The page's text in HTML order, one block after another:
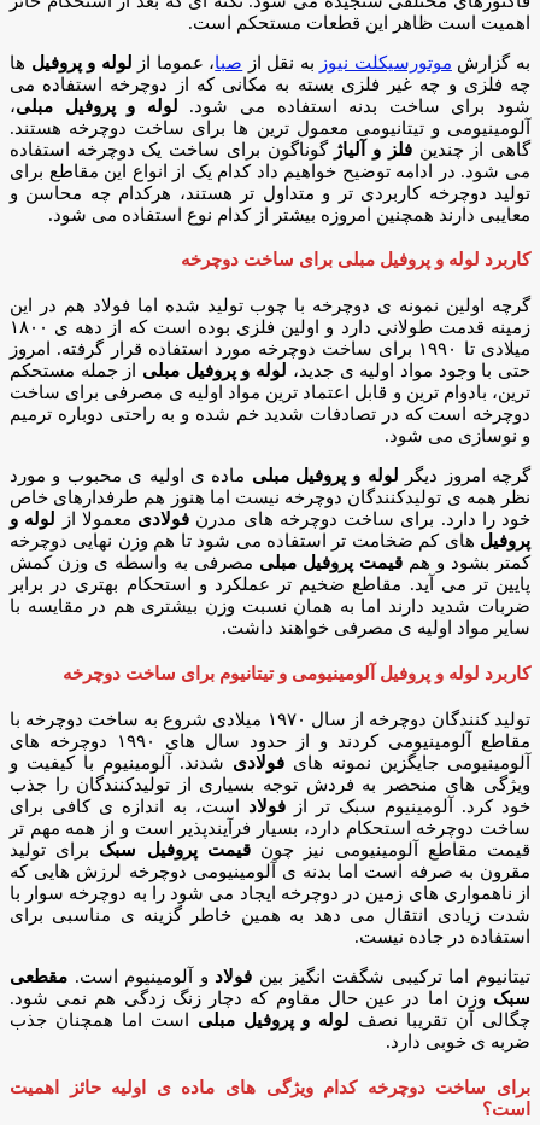
اهمیت است ظاهر این قطعات مستحکم است.
به گزارش موتورسیکلت نیوز به نقل از صبا، عموما از لوله و پروفیل ها
چه فلزی و چه غیر فلزی بسته به مکانی که از دوچرخه استفاده می
شود برای ساخت بدنه استفاده می شود. لوله و پروفیل مبلی،
آلومینیومی و تیتانیومی معمول ترین ها برای ساخت دوچرخه هستند.
گاهی از چندینفلز و آلیاژ گوناگون برای ساخت یک دوچرخه استفاده
می شود. در ادامه توضیح خواهیم داد کدام یک از انواع این مقاطع برای
تولید دوچرخه کاربردی تر و متداول تر هستند، هرکدام چه محاسن و
معایبی دارند همچنین امروزه بیشتر از کدام نوع استفاده می شود.
کاربرد لوله و پروفیل مبلی برای ساخت دوچرخه
گرچه اولین نمونه ی دوچرخه با چوب تولید شده اما فولاد هم در این
زمینه قدمت طولانی دارد و اولین فلزی بوده است که از دهه ی ۱۸۰۰
میلادی تا ۱۹۹۰ برای ساخت دوچرخه مورد استفاده قرار گرفته. امروز
حتی با وجود مواد اولیه ی جدید، لوله و پروفیل مبلی از جمله مستحکم
ترین، بادوام ترین و قابل اعتماد ترین مواد اولیه ی مصرفی برای ساخت
دوچرخه است که در تصادفات شدید خم شده و به راحتی دوباره ترمیم
و نوسازی می شود.
گرچه امروز دیگر لوله و پروفیل مبلی ماده ی اولیه ی محبوب و مورد
نظر همه ی تولیدکنندگان دوچرخه نیست اما هنوز هم طرفدارهای خاص
خود را دارد. برای ساخت دوچرخه های مدرن فولادی معمولا از لوله و
پروفیل های کم ضخامت تر استفاده می شود تا هم وزن نهایی دوچرخه
کمتر بشود و هم قیمت پروفیل مبلی مصرفی به واسطه ی وزن کمش
پایین تر می آید. مقاطع ضخیم تر عملکرد و استحکام بهتری در برابر
ضربات شدید دارند اما به همان نسبت وزن بیشتری هم در مقایسه با
سایر مواد اولیه ی مصرفی خواهند داشت.
کاربرد لوله و پروفیل آلومینیومی و تیتانیوم برای ساخت دوچرخه
تولید کنندگان دوچرخه از سال ۱۹۷۰ میلادی شروع به ساخت دوچرخه با
مقاطع آلومینیومی کردند و از حدود سال های ۱۹۹۰ دوچرخه های
آلومینیومی جایگزین نمونه های فولادی شدند. آلومینیوم با کیفیت و
ویژگی های منحصر به فردش توجه بسیاری از تولیدکنندگان را جذب
خود کرد. آلومینیوم سبک تر از فولاد است، به اندازه ی کافی برای
ساخت دوچرخه استحکام دارد، بسیار فرآیندپذیر است و از همه مهم تر
قیمت مقاطع آلومینیومی نیز چونقیمت پروفیل سبک برای تولید
مقرون به صرفه است اما بدنه ی آلومینیومی دوچرخه لرزش هایی که
از ناهمواری های زمین در دوچرخه ایجاد می شود را به دوچرخه سوار با
شدت زیادی انتقال می دهد به همین خاطر گزینه ی مناسبی برای
استفاده در جاده نیست.
تیتانیوم اما ترکیبی شگفت انگیز بین فولاد و آلومینیوم است. مقطعی
سبک وزن اما در عین حال مقاوم که دچار زنگ زدگی هم نمی شود.
چگالی آن تقریبا نصف لوله و پروفیل مبلی است اما همچنان جذب
ضربه ی خوبی دارد.
برای ساخت دوچرخه کدام ویژگی های ماده ی اولیه حائز اهمیت
است؟